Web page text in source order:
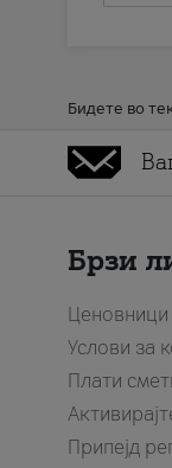
Бидете во
Брзи
Ценовници
Услови за
Плати
Припејд